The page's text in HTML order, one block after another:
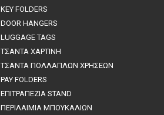
KEY FOLDERS
DOOR HANGERS
LUGGAGE TAGS
ΤΣΑΝΤΑ ΧΑΡΤΙΝΗ
ΤΣΑΝΤΑ ΠΟΛΛΑΠΛΩΝ ΧΡΗΣΕΩΝ
PAY FOLDERS
ΕΠΙΤΡΑΠΕΖΙΑ STAND
ΠΕΡΙΛΑΙΜΙΑ ΜΠΟΥΚΑΛΙΩΝ